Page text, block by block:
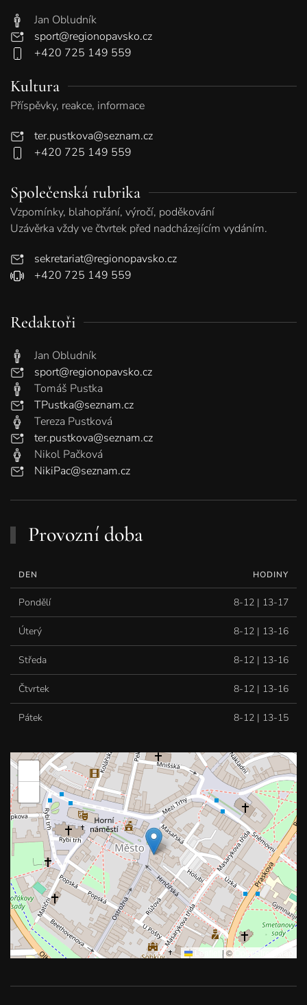
Jan Obludník
sport@regionopavsko.cz
+420 725 149 559
Kultura
Příspěvky, reakce, informace
ter.pustkova@seznam.cz
+420 725 149 559
Společenská rubrika
Vzpomínky, blahopřání, výročí, poděkování
Uzávěrka vždy ve čtvrtek před nadcházejícím vydáním.
sekretariat@regionopavsko.cz
+420 725 149 559
Redaktoři
Jan Obludník
sport@regionopavsko.cz
Tomáš Pustka
TPustka@seznam.cz
Tereza Pustková
ter.pustkova@seznam.cz
Nikol Pačková
NikiPac@seznam.cz
Provozní doba
DEN HODINY
Pondělí 8-12 | 13-17
Úterý 8-12 | 13-16
Středa 8-12 | 13-16
Čtvrtek 8-12 | 13-16
Pátek 8-12 | 13-15
Leaflet | © OpenStreetMap